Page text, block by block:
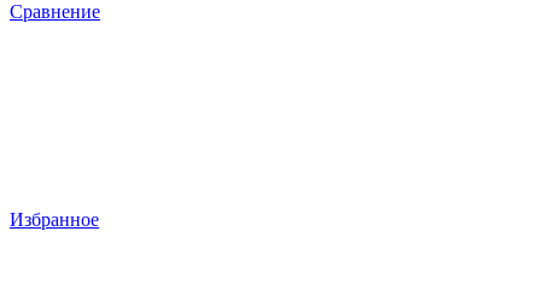
Сравнение
Избранное